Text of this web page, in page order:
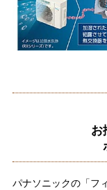
お
パナソニックの「フ